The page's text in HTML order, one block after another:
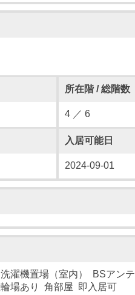
所在階 / 総階数
4 ／ 6
入居可能日
2024-09-01
濯機置場（室内） BSアン
場あり 角部屋 即入居可